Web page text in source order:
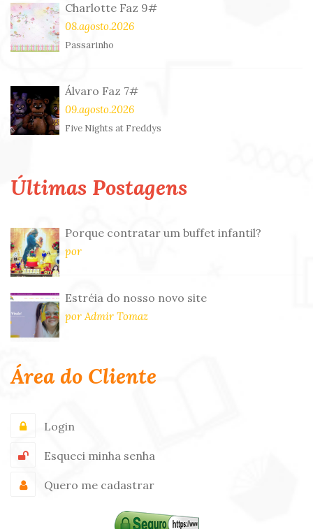
Charlotte Faz 9#
08.agosto.2026
Passarinho
Álvaro Faz 7#
09.agosto.2026
Five Nights at Freddys
Últimas Postagens
Porque contratar um buffet infantil?
por
Estréia do nosso novo site
por Admir Tomaz
Área do Cliente
Login
Esqueci minha senha
Quero me cadastrar